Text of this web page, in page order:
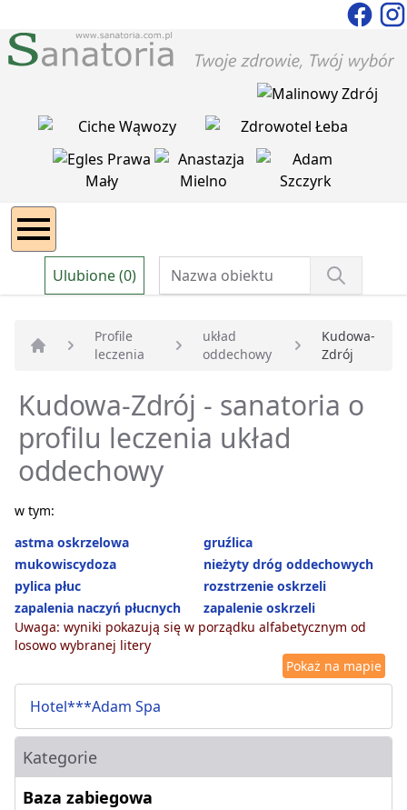
Ulubione (0)
Strona główna
Profile
leczenia
układ
oddechowy
Kudowa-
Zdrój
Kudowa-Zdrój - sanatoria o
profilu leczenia układ
oddechowy
w tym:
astma oskrzelowa
gruźlica
mukowiscydoza
nieżyty dróg oddechowych
pylica płuc
rozstrzenie oskrzeli
zapalenia naczyń płucnych
zapalenie oskrzeli
Uwaga: wyniki pokazują się w porządku alfabetycznym od
losowo wybranej litery
Pokaż na mapie
Hotel***Adam Spa
Kategorie
Baza zabiegowa